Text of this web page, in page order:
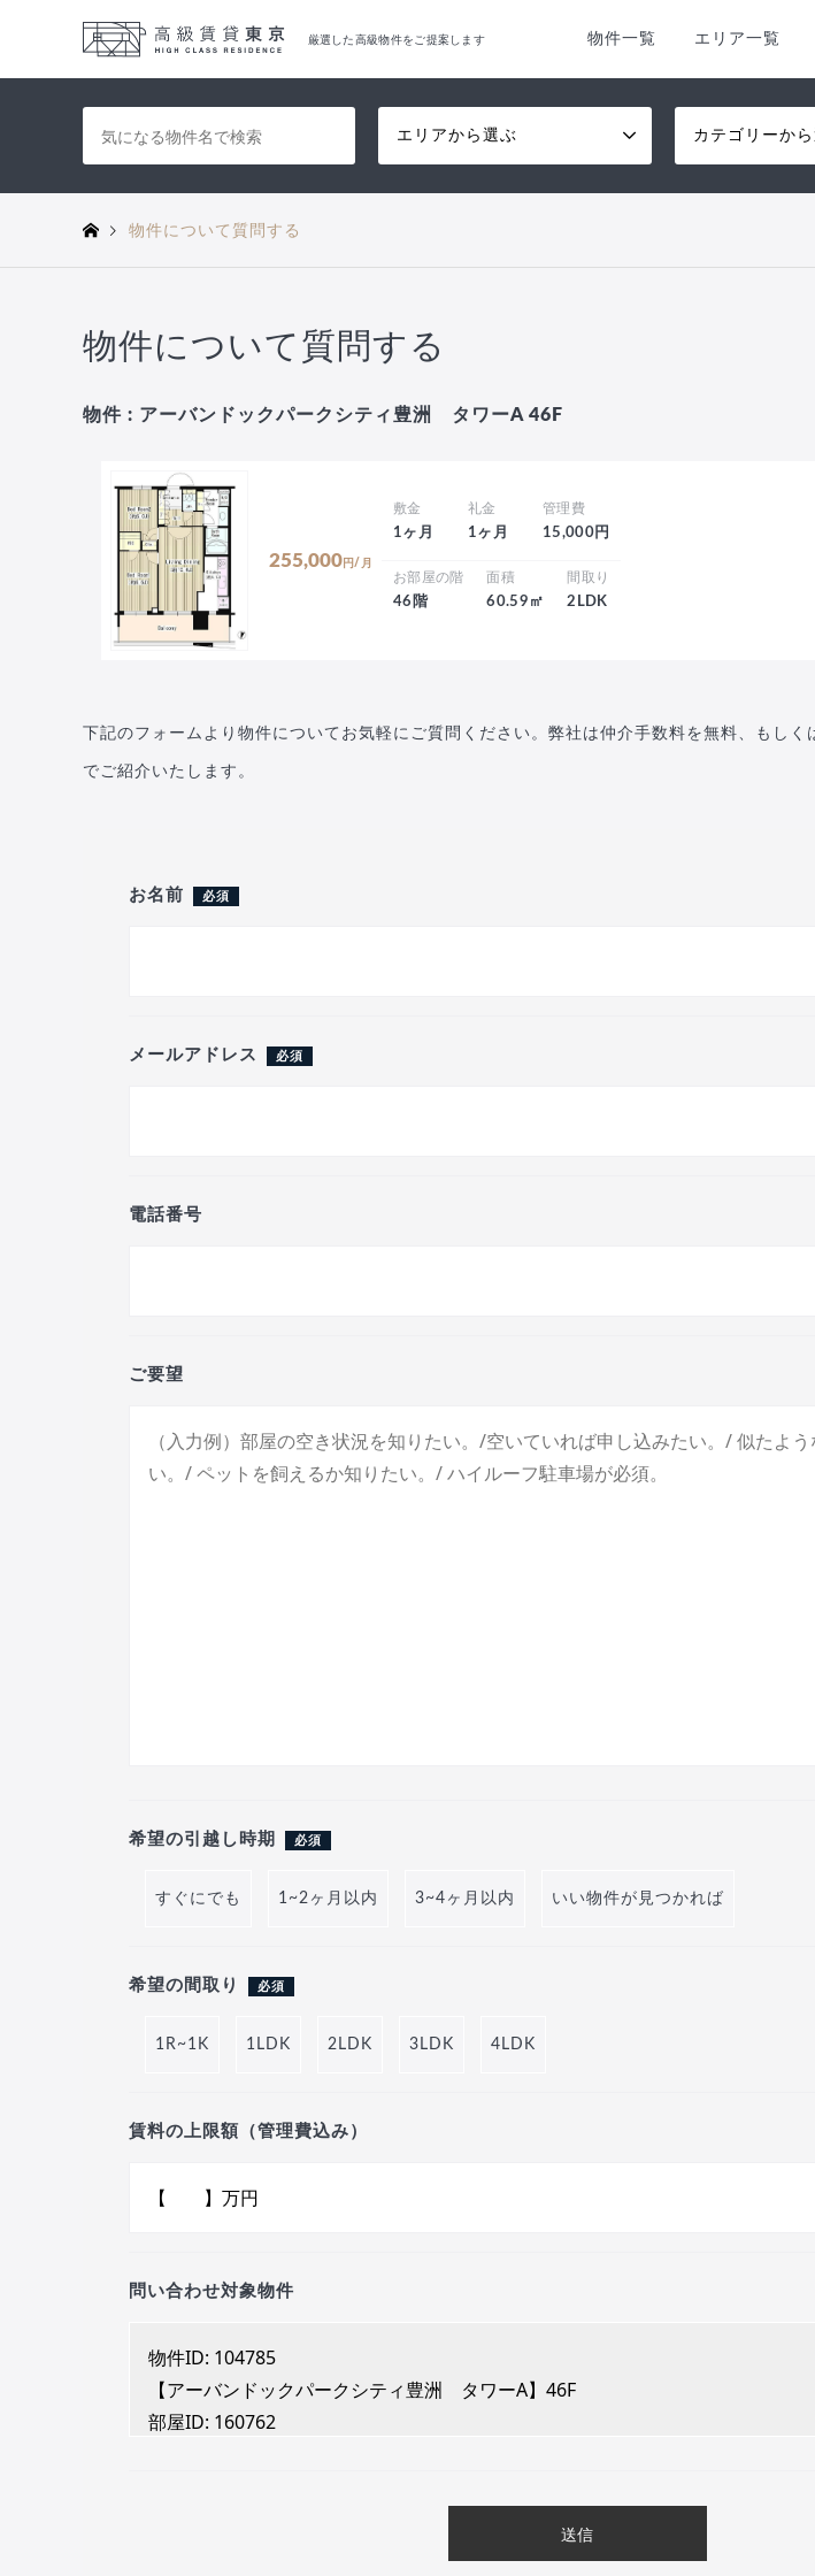
厳選した高級物件をご提案します 物件一覧 エリア一覧
エリアから選ぶ カテゴリーか
物件について質問する
物件について質問する
物件 : アーバンドックパークシティ豊洲 タワーA 46F
255,000 円/月
敷金
1ヶ月
礼金
1ヶ月
管理費
15,000円
お部屋の階
46階
面積
60.59㎡
間取り
2LDK
下記のフォームより物件についてお気軽にご質問ください。弊社は仲介手数料を無料、もしく
でご紹介いたします。
お名前 必須
メールアドレス 必須
電話番号
ご要望
希望の引越し時期 必須
すぐにでも 1~2ヶ月以内 3~4ヶ月以内 いい物件が見つかれば
希望の間取り 必須
1R~1K 1LDK 2LDK 3LDK 4LDK
賃料の上限額（管理費込み）
問い合わせ対象物件